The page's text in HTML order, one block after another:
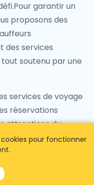
garantir un
proposons des
des services
soutenu par une
services de voyage
réservations
attractions du
à l'avance. Votre
ajoutant ainsi
pour fonctionner